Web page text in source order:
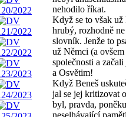
nehodilo říkat.
Když se to však
hrubý, rozhodně
slovník. Jenže to
už Němci (a
společnosti a
a Osvětim!
Když Beneš
jal se jej kritizovat
byl, pravda,